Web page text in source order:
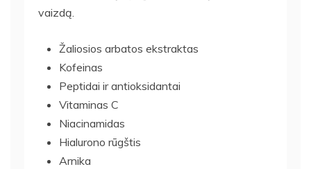
vaizdą.
Žaliosios arbatos ekstraktas
Kofeinas
Peptidai ir antioksidantai
Vitaminas C
Niacinamidas
Hialurono rūgštis
Arnika